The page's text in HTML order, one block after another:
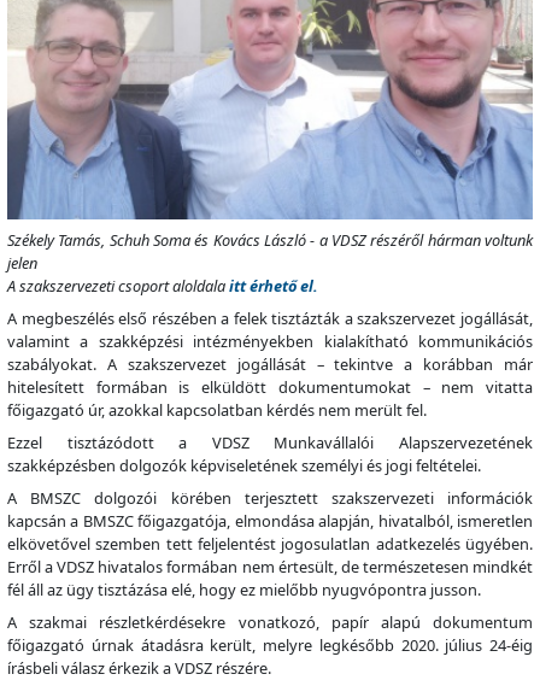
Székely Tamás, Schuh Soma és Kovács László - a VDSZ részéről hárman voltunk
jelen
A szakszervezeti csoport aloldalaitt érhető el.
A megbeszélés első részében a felek tisztázták a szakszervezet jogállását,
valamint a szakképzési intézményekben kialakítható kommunikációs
szabályokat. A szakszervezet jogállását – tekintve a korábban már
hitelesített formában is elküldött dokumentumokat – nem vitatta
főigazgató úr, azokkal kapcsolatban kérdés nem merült fel.
Ezzel tisztázódott a VDSZ Munkavállalói Alapszervezetének
szakképzésben dolgozók képviseletének személyi és jogi feltételei.
A BMSZC dolgozói körében terjesztett szakszervezeti információk
kapcsán a BMSZC főigazgatója, elmondása alapján, hivatalból, ismeretlen
elkövetővel szemben tett feljelentést jogosulatlan adatkezelés ügyében.
Erről a VDSZ hivatalos formában nem értesült, de természetesen mindkét
fél áll az ügy tisztázása elé, hogy ez mielőbb nyugvópontra jusson.
A szakmai részletkérdésekre vonatkozó, papír alapú dokumentum
főigazgató úrnak átadásra került, melyre legkésőbb 2020. július 24-éig
írásbeli válasz érkezik a VDSZ részére.